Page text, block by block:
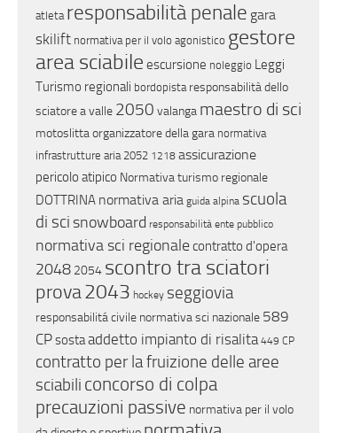
atleta responsabilità penale gara
skilift normativa per il volo agonistico gestore
area sciabile escursione noleggio Leggi
Turismo regionali bordopista responsabilità dello
sciatore a valle 2050 valanga maestro di sci
motoslittaorganizzatore della gara normativa
infrastrutture aria 2052 1218 assicurazione
pericolo atipico Normativa turismo regionale
DOTTRINA normativa aria guida alpina scuola
di sci snowboard responsabilità ente pubblico
normativa sci regionalecontratto d'opera
2048 2054 scontro tra sciatori
prova2043 hockey seggiovia
responsabilitá civile normativa sci nazionale 589
CPsostaaddetto impianto di risalita 449 CP
contratto per la fruizione delle aree
sciabili concorso di colpa
precauzioni passive normativa per il volo